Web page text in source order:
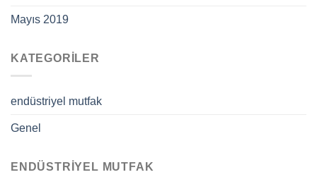
Mayıs 2019
KATEGORILER
endüstriyel mutfak
Genel
ENDÜSTRIYEL MUTFAK